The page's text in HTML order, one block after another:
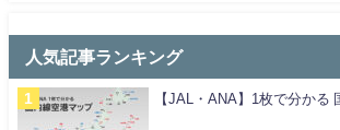
人気記事ランキング
【JAL・ANA】1枚で分かる